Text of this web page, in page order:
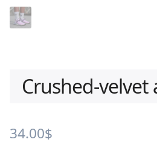
Crushed-velvet
34.00$